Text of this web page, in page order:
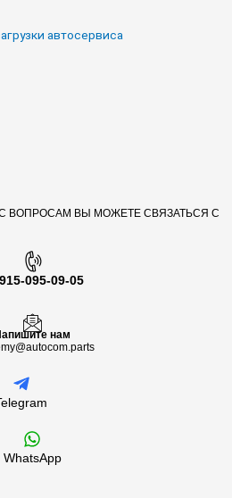
e
автосервиса
ВОПРОСАМ ВЫ МОЖЕТЕ СВЯЗАТЬСЯ С
095-09-05
нам
WhatsApp